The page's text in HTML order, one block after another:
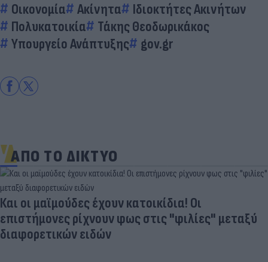
Οικονομία Ακίνητα
Ιδιοκτήτες Ακινήτων
Πολυκατοικία
Τάκης Θεοδωρικάκος
Υπουργείο Ανάπτυξης
gov.gr
ΑΠΟ ΤΟ ΔΙΚΤΥΟ
Και οι μαϊμούδες έχουν κατοικίδια! Οι
επιστήμονες ρίχνουν φως στις "φιλίες" μεταξύ
διαφορετικών ειδών